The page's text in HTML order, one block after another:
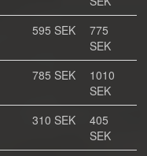
595 SEK
775
SEK
785 SEK
1010
SEK
310 SEK
405
SEK